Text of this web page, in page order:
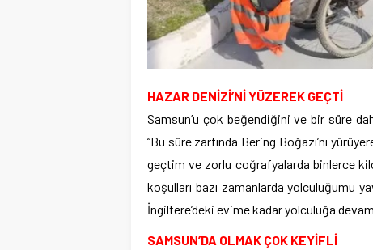
HAZAR DENİZİ’Nİ YÜZEREK GEÇTİ
Samsun’u çok beğendiğini ve bir süre
“Bu süre zarfında Bering Boğazı’nı
geçtim ve zorlu coğrafyalarda binlerce
koşulları bazı zamanlarda yolculuğumu
İngiltere’deki evime kadar yolculuğa
SAMSUN’DA OLMAK ÇOK KEYİFLİ